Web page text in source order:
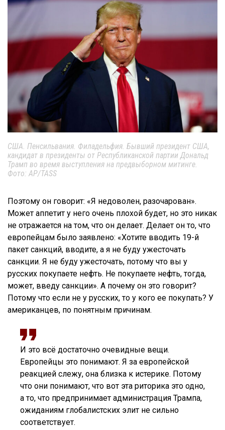
США. Пенсильвания. Филадельфия. Бывший президент США,
кандидат в президенты от Республиканской партии Дональд
Трамп во время выступления на предвыборном митинге.
Фото: AP/TASS
Поэтому он говорит: «Я недоволен, разочарован».
Может аппетит у него очень плохой будет, но это никак
не отражается на том, что он делает. Делает он то, что
европейцам было заявлено: «Хотите вводить 19-й
пакет санкций, вводите, а я не буду ужесточать
санкции. Я не буду ужесточать, потому что вы у
русских покупаете нефть. Не покупаете нефть, тогда,
может, введу санкции». А почему он это говорит?
Потому что если не у русских, то у кого ее покупать? У
американцев, по понятным причинам.
И это всё достаточно очевидные вещи.
Европейцы это понимают. Я за европейской
реакцией слежу, она близка к истерике. Потому
что они понимают, что вот эта риторика это одно,
а то, что предпринимает администрация Трампа,
ожиданиям глобалистских элит не сильно
соответствует.